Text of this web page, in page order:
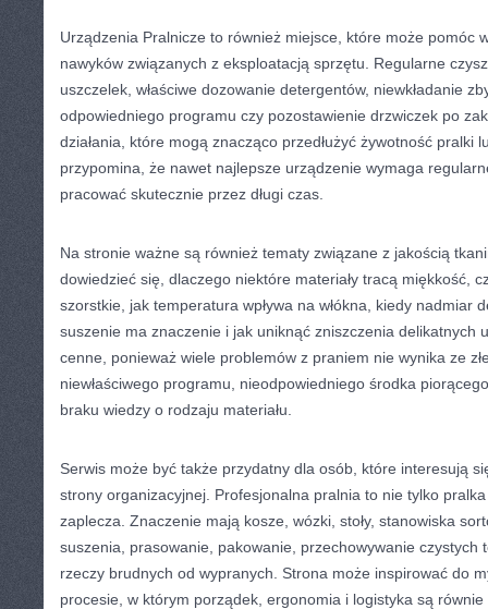
Urządzenia Pralnicze to również miejsce, które może pomóc
nawyków związanych z eksploatacją sprzętu. Regularne
uszczelek, właściwe dozowanie detergentów, niewkładanie
odpowiedniego programu czy pozostawienie drzwiczek po
działania, które mogą znacząco przedłużyć żywotność pralki
przypomina, że nawet najlepsze urządzenie wymaga
pracować skutecznie przez długi czas.
Na stronie ważne są również tematy związane z jakością
dowiedzieć się, dlaczego niektóre materiały tracą miękkość,
szorstkie, jak temperatura wpływa na włókna, kiedy nadmiar
suszenie ma znaczenie i jak uniknąć zniszczenia delikatnych
cenne, ponieważ wiele problemów z praniem nie wynika ze
niewłaściwego programu, nieodpowiedniego środka
braku wiedzy o rodzaju materiału.
Serwis może być także przydatny dla osób, które interesują
strony organizacyjnej. Profesjonalna pralnia to nie tylko
zaplecza. Znaczenie mają kosze, wózki, stoły, stanowiska
suszenia, prasowanie, pakowanie, przechowywanie czystych
rzeczy brudnych od wypranych. Strona może inspirować do
procesie, w którym porządek, ergonomia i logistyka są